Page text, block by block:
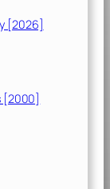
[2026]
[2000]